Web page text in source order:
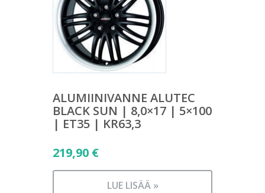
ALUMIINIVANNE ALUTEC
BLACK SUN | 8,0×17 | 5×100
| ET35 | KR63,3
219,90 €
LUE LISÄÄ »